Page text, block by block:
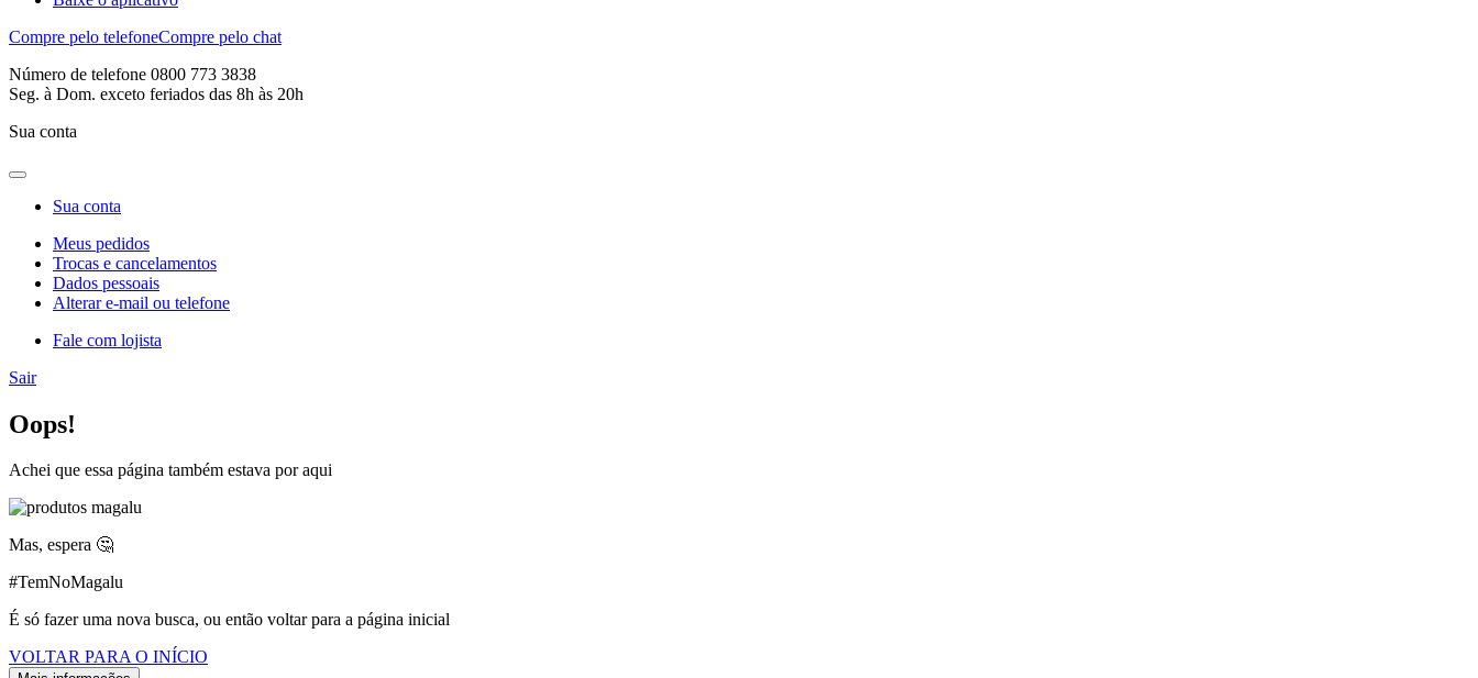
Compre pelo telefoneCompre pelo chat
Número de telefone 0800 773 3838
Seg. à Dom. exceto feriados das 8h às 20h
Sua conta
Sua conta
Meus pedidos
Trocas e cancelamentos
Dados pessoais
Alterar e-mail ou telefone
Fale com lojista
Sair
Oops!
Achei que essa página também estava por aqui
Mas, espera 🤔
#TemNoMagalu
É só fazer uma nova busca, ou então voltar para a página inicial
VOLTAR PARA O INÍCIO